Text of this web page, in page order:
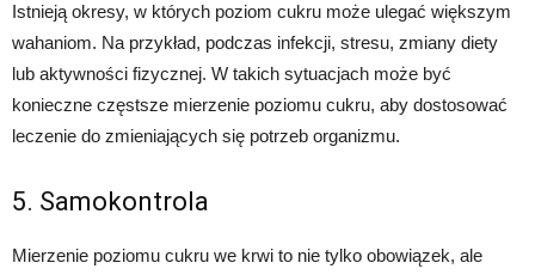
Istnieją okresy, w których poziom cukru może ulegać większym
wahaniom. Na przykład, podczas infekcji, stresu, zmiany diety
lub aktywności fizycznej. W takich sytuacjach może być
konieczne częstsze mierzenie poziomu cukru, aby dostosować
leczenie do zmieniających się potrzeb organizmu.
5. Samokontrola
Mierzenie poziomu cukru we krwi to nie tylko obowiązek, ale